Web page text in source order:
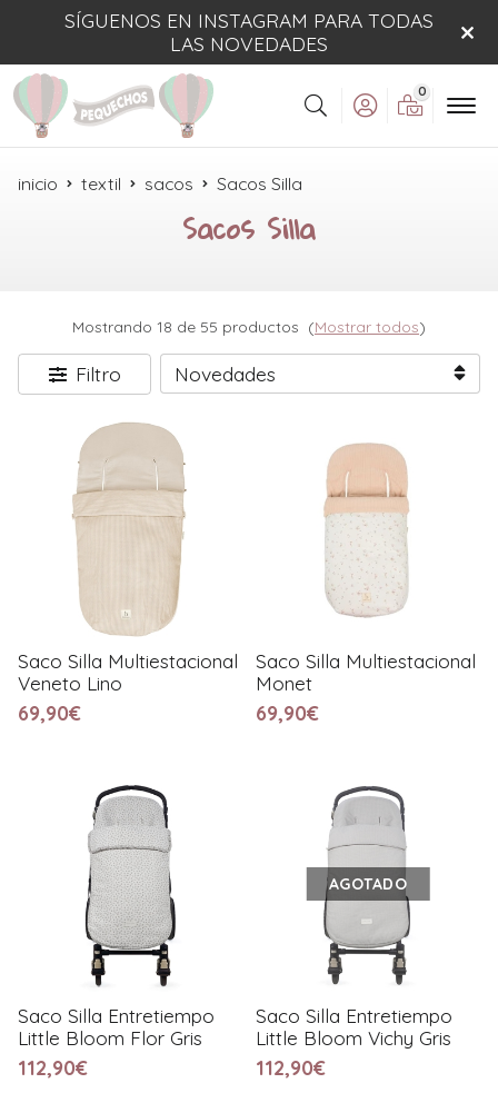
SÍGUENOS EN INSTAGRAM PARA TODAS
LAS NOVEDADES
Buscar
0
inicio textil sacos Sacos Silla
Sacos Silla
Mostrando 18 de 55 productos (Mostrar todos)
Filtro
Saco Silla Multiestacional
Veneto Lino
69,90€
Saco Silla Multiestacional
Monet
69,90€
Saco Silla Entretiempo
Little Bloom Flor Gris
112,90€
AGOTADO
Saco Silla Entretiempo
Little Bloom Vichy Gris
112,90€